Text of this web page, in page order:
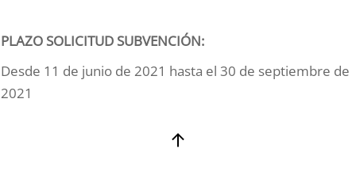
PLAZO SOLICITUD SUBVENCIÓN:
Desde 11 de junio de 2021 hasta el 30 de septiembre de
2021